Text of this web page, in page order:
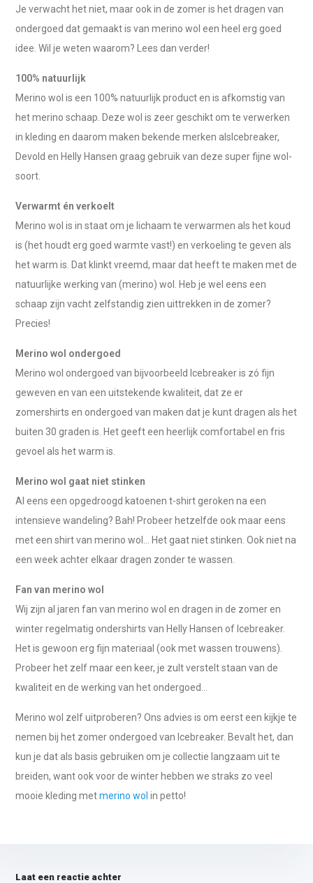
Je verwacht het niet, maar ook in de zomer is het dragen van
ondergoed dat gemaakt is van merino wol een heel erg goed
idee. Wil je weten waarom? Lees dan verder!
100% natuurlijk
Merino wol is een 100% natuurlijk product en is afkomstig van
het merino schaap. Deze wol is zeer geschikt om te verwerken
in kleding en daarom maken bekende merken alsIcebreaker,
Devold en Helly Hansen graag gebruik van deze super fijne wol-
soort.
Verwarmt én verkoelt
Merino wol is in staat om je lichaam te verwarmen als het koud
is (het houdt erg goed warmte vast!) en verkoeling te geven als
het warm is. Dat klinkt vreemd, maar dat heeft te maken met de
natuurlijke werking van (merino) wol. Heb je wel eens een
schaap zijn vacht zelfstandig zien uittrekken in de zomer?
Precies!
Merino wol ondergoed
Merino wol ondergoed van bijvoorbeeld Icebreaker is zó fijn
geweven en van een uitstekende kwaliteit, dat ze er
zomershirts en ondergoed van maken dat je kunt dragen als het
buiten 30 graden is. Het geeft een heerlijk comfortabel en fris
gevoel als het warm is.
Merino wol gaat niet stinken
Al eens een opgedroogd katoenen t-shirt geroken na een
intensieve wandeling? Bah! Probeer hetzelfde ook maar eens
met een shirt van merino wol... Het gaat niet stinken. Ook niet na
een week achter elkaar dragen zonder te wassen.
Fan van merino wol
Wij zijn al jaren fan van merino wol en dragen in de zomer en
winter regelmatig ondershirts van Helly Hansen of Icebreaker.
Het is gewoon erg fijn materiaal (ook met wassen trouwens).
Probeer het zelf maar een keer, je zult verstelt staan van de
kwaliteit en de werking van het ondergoed...
Merino wol zelf uitproberen? Ons advies is om eerst een kijkje te
nemen bij het zomer ondergoed van Icebreaker. Bevalt het, dan
kun je dat als basis gebruiken om je collectie langzaam uit te
breiden, want ook voor de winter hebben we straks zo veel
mooie kleding metmerino wol in petto!
Laat een reactie achter